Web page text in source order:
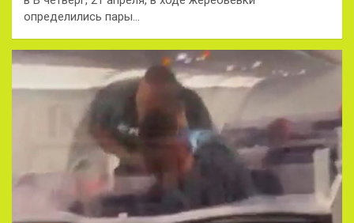
определились пары…